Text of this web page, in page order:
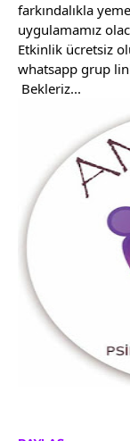
farkındalıkla
uygulamamız
Etkinlik ücretsiz
whatsapp grup
Bekleriz...